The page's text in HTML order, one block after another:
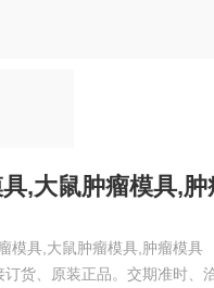
,大鼠肿瘤模具,肿
模具,大鼠肿瘤模具,肿瘤模具
货、原装正品。交期准时、